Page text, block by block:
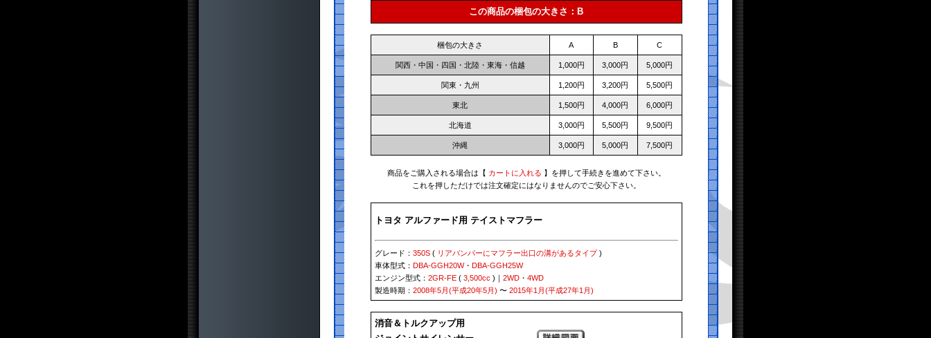
この商品の梱包の大きさ：B
梱包の大きさ A B C
関西・中国・四国・北陸・東海・信越 1,000円 3,000円 5,000円
関東・九州 1,200円 3,200円 5,500円
東北 1,500円 4,000円 6,000円
北海道 3,000円 5,500円 9,500円
沖縄 3,000円 5,000円 7,500円
商品をご購入される場合は【 カートに入れる 】を押して手続きを進めて下さい。
これを押しただけでは注文確定にはなりませんのでご安心下さい。
トヨタ アルファード用 テイストマフラー
グレード： 350S( リアバンパーにマフラー出口の溝があるタイプ)
車体型式： DBA-GGH20W・ DBA-GGH25W
エンジン型式： 2GR-FE( 3,500cc )｜ 2WD・ 4WD
製造時期： 2008年5月(平成20年5月) 〜 2015年1月(平成27年1月)
消音＆トルクアップ用